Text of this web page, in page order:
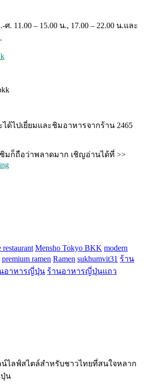
. 11.00 – 15.00 น., 17.00 – 22.00 น.และ
ด้ไปเยี่ยมและชิมอาหารจากร้าน 2465
ชิมก็ถือว่าพลาดมาก เชิญอ่านได้ที่ >>
restaurant Mensho Tokyo BKK modern
premium ramen Ramen sukhumvit31 ร้าน
อาหารญี่ปุ่น ร้านอาหารญี่ปุ่นแถว
ไลฟ์สไตล์สำหรับชาวไทยที่สนใจหลาก
น